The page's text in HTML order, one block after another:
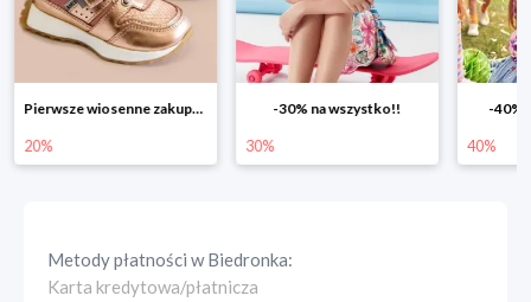
-30% na wszystko!!
30%
-40% na drugą sztukę
40% 25%
Metody płatności wBiedronka:
Karta kredytowa/płatnicza